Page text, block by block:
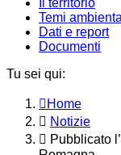
Il territorio
Temi
Dati e report
Documenti
Tu sei qui:
Home
Notizie
Pubblicato